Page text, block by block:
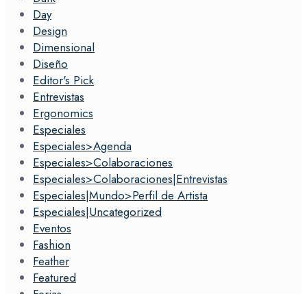
Day
Design
Dimensional
Diseño
Editor's Pick
Entrevistas
Ergonomics
Especiales
Especiales>Agenda
Especiales>Colaboraciones
Especiales>Colaboraciones|Entrevistas
Especiales|Mundo>Perfil de Artista
Especiales|Uncategorized
Eventos
Fashion
Feather
Featured